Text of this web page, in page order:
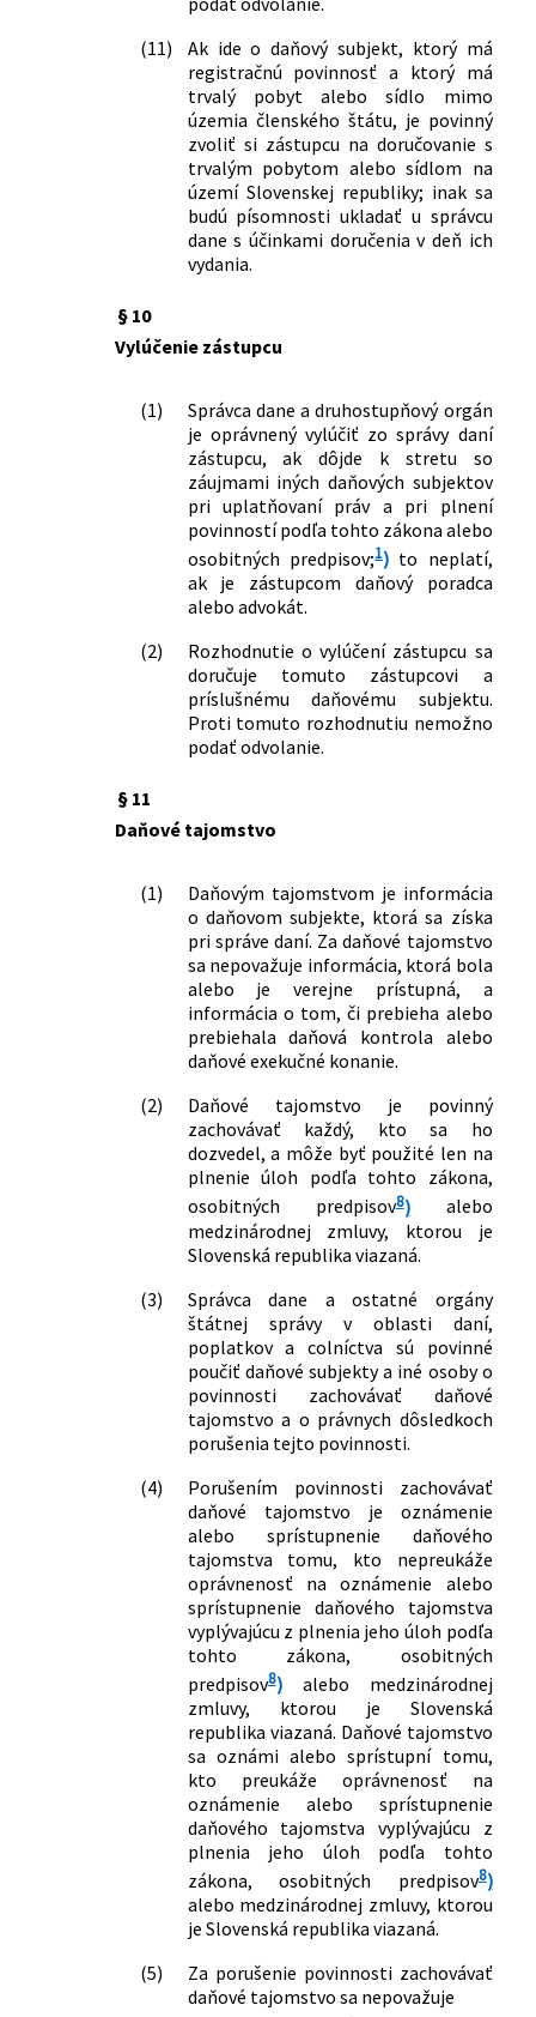
(11)
Ak ide o daňový subjekt, ktorý má
registračnú povinnosť a ktorý má
trvalý pobyt alebo sídlo mimo
územia členského štátu, je povinný
zvoliť si zástupcu na doručovanie s
trvalým pobytom alebo sídlom na
území Slovenskej republiky; inak sa
budú písomnosti ukladať u správcu
dane s účinkami doručenia v deň ich
vydania.
§ 10
Vylúčenie zástupcu
(1)
Správca dane a druhostupňový orgán
je oprávnený vylúčiť zo správy daní
zástupcu, ak dôjde k stretu so
záujmami iných daňových subjektov
pri uplatňovaní práv a pri plnení
povinností podľa tohto zákona alebo
osobitných predpisov;1) to neplatí,
ak je zástupcom daňový poradca
alebo advokát.
(2)
Rozhodnutie o vylúčení zástupcu sa
doručuje tomuto zástupcovi a
príslušnému daňovému subjektu.
Proti tomuto rozhodnutiu nemožno
podať odvolanie.
§ 11
Daňové tajomstvo
(1)
Daňovým tajomstvom je informácia
o daňovom subjekte, ktorá sa získa
pri správe daní. Za daňové tajomstvo
sa nepovažuje informácia, ktorá bola
alebo je verejne prístupná, a
informácia o tom, či prebieha alebo
prebiehala daňová kontrola alebo
daňové exekučné konanie.
(2)
Daňové tajomstvo je povinný
zachovávať každý, kto sa ho
dozvedel, a môže byť použité len na
plnenie úloh podľa tohto zákona,
osobitných predpisov8)alebo
medzinárodnej zmluvy, ktorou je
Slovenská republika viazaná.
(3)
Správca dane a ostatné orgány
štátnej správy v oblasti daní,
poplatkov a colníctva sú povinné
poučiť daňové subjekty a iné osoby o
povinnosti zachovávať daňové
tajomstvo a o právnych dôsledkoch
porušenia tejto povinnosti.
(4)
Porušením povinnosti zachovávať
daňové tajomstvo je oznámenie
alebo sprístupnenie daňového
tajomstva tomu, kto nepreukáže
oprávnenosť na oznámenie alebo
sprístupnenie daňového tajomstva
vyplývajúcu z plnenia jeho úloh podľa
tohto zákona, osobitných
predpisov8)alebo medzinárodnej
zmluvy, ktorou je Slovenská
republika viazaná. Daňové tajomstvo
sa oznámi alebo sprístupní tomu,
kto preukáže oprávnenosť na
oznámenie alebo sprístupnenie
daňového tajomstva vyplývajúcu z
plnenia jeho úloh podľa tohto
zákona, osobitných predpisov8)
alebo medzinárodnej zmluvy, ktorou
je Slovenská republika viazaná.
(5)
Za porušenie povinnosti zachovávať
daňové tajomstvo sa nepovažuje